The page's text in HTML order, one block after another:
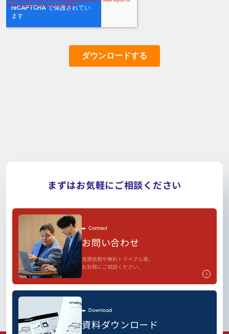
まずはお気軽にご相談ください
Contact
お問い合わせ
見積依頼や無料トライアル等、
お気軽にご相談ください。
Download
資料ダウンロード